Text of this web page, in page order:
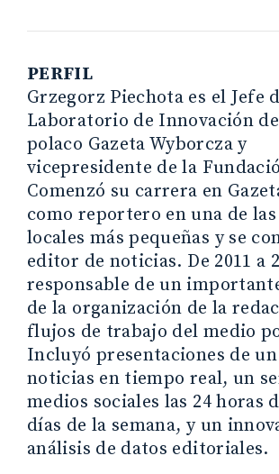
PERFIL
Grzegorz Piechota es el Jefe
Laboratorio de Innovación
polaco Gazeta Wyborcza y
vicepresidente de la
Comenzó su carrera en
como reportero en una de
locales más pequeñas y se
editor de noticias. De 2011 a
responsable de un
de la organización de la
flujos de trabajo del medio
Incluyó presentaciones de
noticias en tiempo real, un
medios sociales las 24 horas
días de la semana, y un
análisis de datos editoriales.